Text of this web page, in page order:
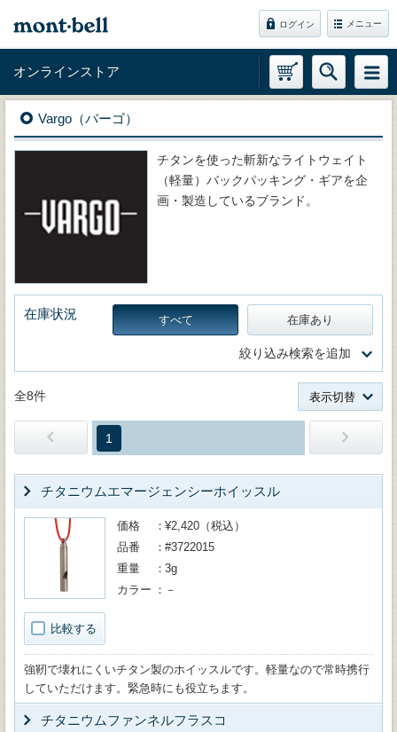
ログイン メニュー
オンラインストア
Vargo（バーゴ）
チタンを使った斬新なライトウェイト
（軽量）バックパッキング・ギアを企
画・製造しているブランド。
在庫状況 すべて 在庫あり
絞り込み検索を追加
全8件 表示切替
1
チタニウムエマージェンシーホイッスル
比較する
価格
¥2,420（税込）
品番
#3722015
重量
3g
カラー
－
強靭で壊れにくいチタン製のホイッスルです。軽量なので常時携行
していただけます。緊急時にも役立ちます。
チタニウムファンネルフラスコ